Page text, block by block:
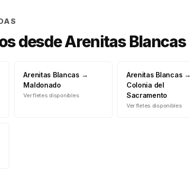
desdeArenitas Blancas
Arenitas Blancas →
Maldonado
Ver fletes disponibles
Arenitas Blancas →
Colonia del
Sacramento
Ver fletes disponibles